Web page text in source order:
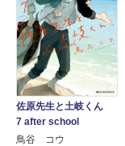
佐原先生と土岐くん
7 after school
鳥谷 コウ